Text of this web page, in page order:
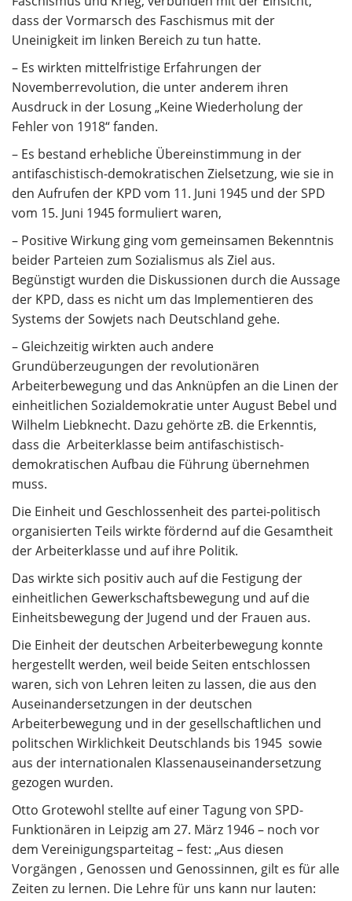
dass der Vormarsch des Faschismus mit der
Uneinigkeit im linken Bereich zu tun hatte.
– Es wirkten mittelfristige Erfahrungen der
Novemberrevolution, die unter anderem ihren
Ausdruck in der Losung „Keine Wiederholung der
Fehler von 1918“ fanden.
– Es bestand erhebliche Übereinstimmung in der
antifaschistisch-demokratischen Zielsetzung, wie sie in
den Aufrufen der KPD vom 11. Juni 1945 und der SPD
vom 15. Juni 1945 formuliert waren,
– Positive Wirkung ging vom gemeinsamen Bekenntnis
beider Parteien zum Sozialismus als Ziel aus.
Begünstigt wurden die Diskussionen durch die Aussage
der KPD, dass es nicht um das Implementieren des
Systems der Sowjets nach Deutschland gehe.
– Gleichzeitig wirkten auch andere
Grundüberzeugungen der revolutionären
Arbeiterbewegung und das Anknüpfen an die Linen der
einheitlichen Sozialdemokratie unter August Bebel und
Wilhelm Liebknecht. Dazu gehörte zB. die Erkenntis,
dass die Arbeiterklasse beim antifaschistisch-
demokratischen Aufbau die Führung übernehmen
muss.
Die Einheit und Geschlossenheit des partei-politisch
organisierten Teils wirkte fördernd auf die Gesamtheit
der Arbeiterklasse und auf ihre Politik.
Das wirkte sich positiv auch auf die Festigung der
einheitlichen Gewerkschaftsbewegung und auf die
Einheitsbewegung der Jugend und der Frauen aus.
Die Einheit der deutschen Arbeiterbewegung konnte
hergestellt werden, weil beide Seiten entschlossen
waren, sich von Lehren leiten zu lassen, die aus den
Auseinandersetzungen in der deutschen
Arbeiterbewegung und in der gesellschaftlichen und
politschen Wirklichkeit Deutschlands bis 1945 sowie
aus der internationalen Klassenauseinandersetzung
gezogen wurden.
Otto Grotewohl stellte auf einer Tagung von SPD-
Funktionären in Leipzig am 27. März 1946 – noch vor
dem Vereinigungsparteitag – fest: „Aus diesen
Vorgängen , Genossen und Genossinnen, gilt es für alle
Zeiten zu lernen. Die Lehre für uns kann nur lauten: